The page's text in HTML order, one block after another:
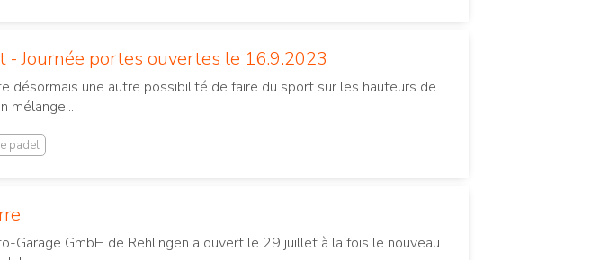
Journée portes ouvertes le 16.9.2023
désormais une autre possibilité de faire du sport sur les hauteurs de
mélange...
padel
Garage GmbH de Rehlingen a ouvert le 29 juillet à la fois le nouveau